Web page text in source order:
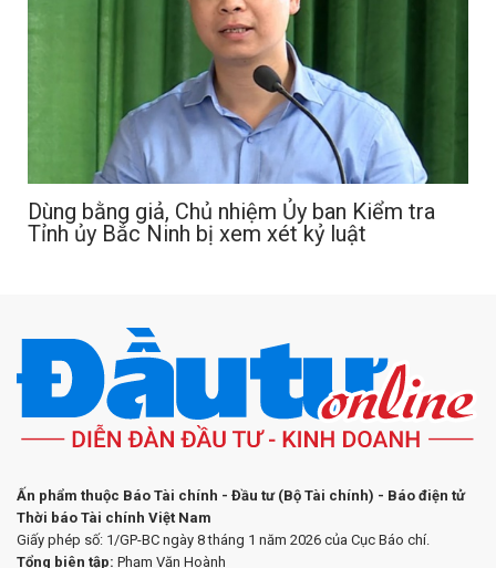
Dùng bằng giả, Chủ nhiệm Ủy ban Kiểm tra
Tỉnh ủy Bắc Ninh bị xem xét kỷ luật
Ấn phẩm thuộc Báo Tài chính - Đầu tư (Bộ Tài chính) - Báo điện tử
Thời báo Tài chính Việt Nam
Giấy phép số: 1/GP-BC ngày 8 tháng 1 năm 2026 của Cục Báo chí.
Tổng biên tập: Phạm Văn Hoành